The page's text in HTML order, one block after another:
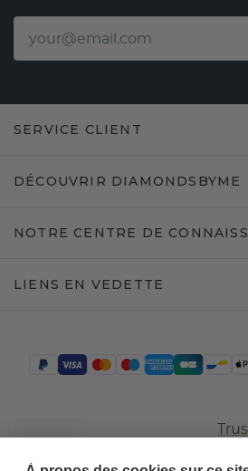
SERVICE CLIENT
DÉCOUVRIR DIAMONDSBYME
NOTRE CENTRE DE
LIENS EN VEDETTE